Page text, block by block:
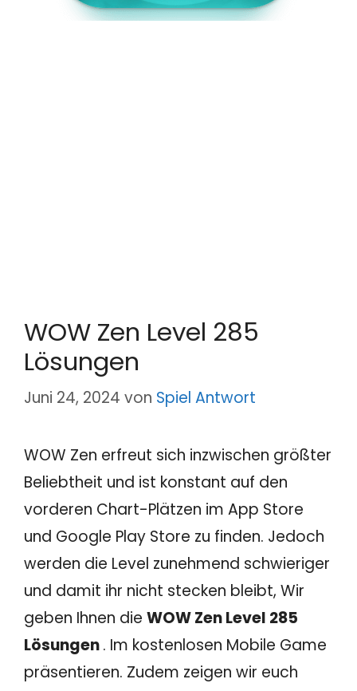
WOW Zen Level 285
Lösungen
Juni 24, 2024 von Spiel Antwort
WOW Zen erfreut sich inzwischen größter
Beliebtheit und ist konstant auf den
vorderen Chart-Plätzen im App Store
und Google Play Store zu finden. Jedoch
werden die Level zunehmend schwieriger
und damit ihr nicht stecken bleibt, Wir
geben Ihnen die WOW Zen Level 285
Lösungen. Im kostenlosen Mobile Game
präsentieren. Zudem zeigen wir euch